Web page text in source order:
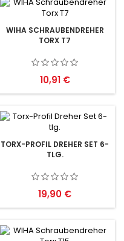
WIHA SCHRAUBENDREHER
TORX T7
Preis
10,91 €
TORX-PROFIL DREHER SET 6-
TLG.
Preis
19,90 €